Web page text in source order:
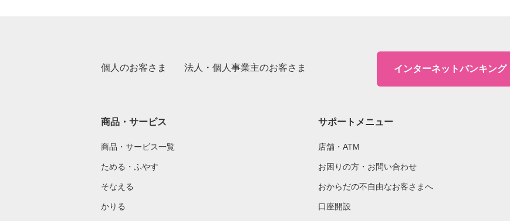
個人のお客さま 法人・個人事業主のお客さま インターネットバンキング
商品・サービス
商品・サービス一覧
ためる・ふやす
そなえる
かりる
サポートメニュー
店舗・ATM
お困りの方・お問い合わせ
おからだの不自由なお客さまへ
口座開設